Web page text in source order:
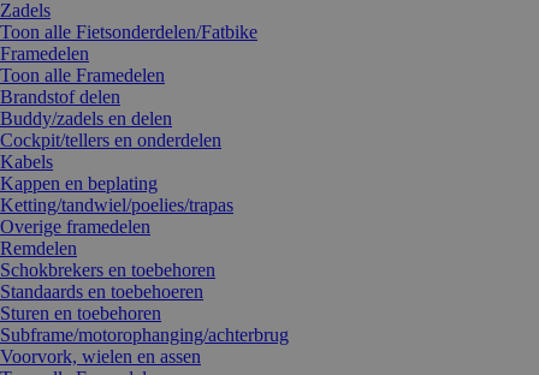
Zadels
Toon alle Fietsonderdelen/Fatbike
Framedelen
Toon alle Framedelen
Brandstof delen
Buddy/zadels en delen
Cockpit/tellers en onderdelen
Kabels
Kappen en beplating
Ketting/tandwiel/poelies/trapas
Overige framedelen
Remdelen
Schokbrekers en toebehoren
Standaards en toebehoeren
Sturen en toebehoren
Subframe/motorophanging/achterbrug
Voorvork, wielen en assen